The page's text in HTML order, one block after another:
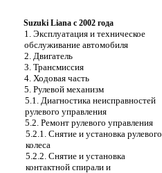
Suzuki Liana с 2002 года
1. Эксплуатация и техническое
обслуживание автомобиля
2. Двигатель
3. Трансмиссия
4. Ходовая часть
5. Рулевой механизм
5.1. Диагностика неисправностей
рулевого управления
5.2. Ремонт рулевого управления
5.2.1. Снятие и установка рулевого
колеса
5.2.2. Снятие и установка
контактной спирали и